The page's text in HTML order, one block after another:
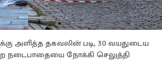
அளித்த தகவலின் படி, 30 வயதுடைய
நடைபாதையை நோக்கி செலுத்தி